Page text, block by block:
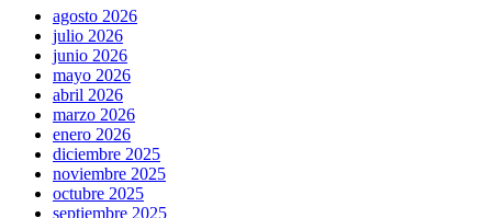
agosto 2026
julio 2026
junio 2026
mayo 2026
abril 2026
marzo 2026
enero 2026
diciembre 2025
noviembre 2025
octubre 2025
septiembre 2025